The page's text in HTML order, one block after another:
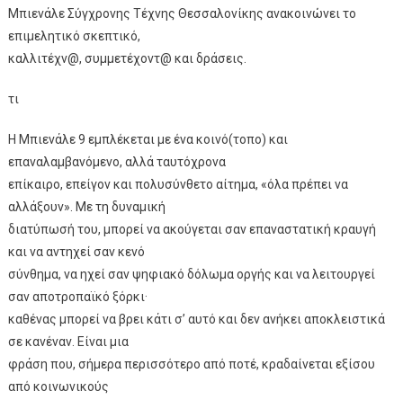
Μπιενάλε Σύγχρονης Τέχνης Θεσσαλονίκης ανακοινώνει το
επιμελητικό σκεπτικό,
καλλιτέχν@, συμμετέχοντ@ και δράσεις.
τι
Η Μπιενάλε 9 εμπλέκεται με ένα κοινό(τοπο) και
επαναλαμβανόμενο, αλλά ταυτόχρονα
επίκαιρο, επείγον και πολυσύνθετο αίτημα, «όλα πρέπει να
αλλάξουν». Με τη δυναμική
διατύπωσή του, μπορεί να ακούγεται σαν επαναστατική κραυγή
και να αντηχεί σαν κενό
σύνθημα, να ηχεί σαν ψηφιακό δόλωμα οργής και να λειτουργεί
σαν αποτροπαϊκό ξόρκι·
καθένας μπορεί να βρει κάτι σ’ αυτό και δεν ανήκει αποκλειστικά
σε κανέναν. Είναι μια
φράση που, σήμερα περισσότερο από ποτέ, κραδαίνεται εξίσου
από κοινωνικούς